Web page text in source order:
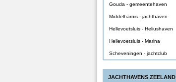
Gouda - gemeentehaven
Middelharnis - jachthaven
Hellevoetsluis - Heliushaven
Hellevoetsluis - Marina
Scheveningen - jachtclub
JACHTHAVENS ZEELAND